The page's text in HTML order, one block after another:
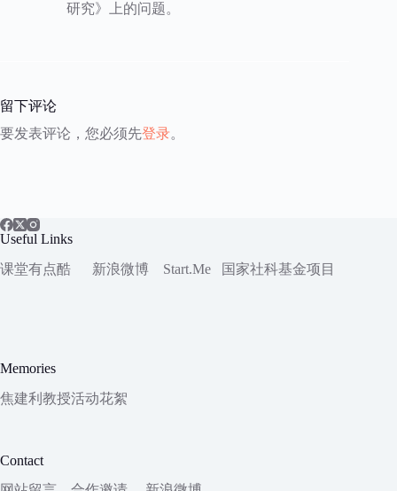
研究》上的问题。
留下评论
要发表评论，您必须先登录。
Useful Links
课堂有点酷
新浪微博 Start.Me 国家社科基金项目
Memories
焦建利教授活动花絮
Contact